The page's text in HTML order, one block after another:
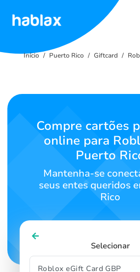
Tarifas
Contate-
Início Puerto Rico Giftcard
Compre cartões
online para
Puerto
Mantenha-se
seus entes queridos
Rico
Selecionar